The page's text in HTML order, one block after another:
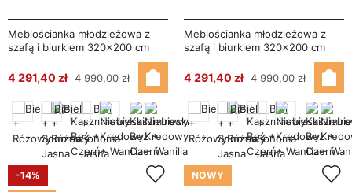
Meblościanka młodzieżowa z
szafą i biurkiem 320×200 cm
Kaszmirowy Beż / Czarny Onyx
– NEL
4 291,40 zł 4 990,00 zł
Meblościanka młodzieżowa z
szafą i biurkiem 320×200 cm
4 291,40 zł 4 990,00 zł
-14% NOWY